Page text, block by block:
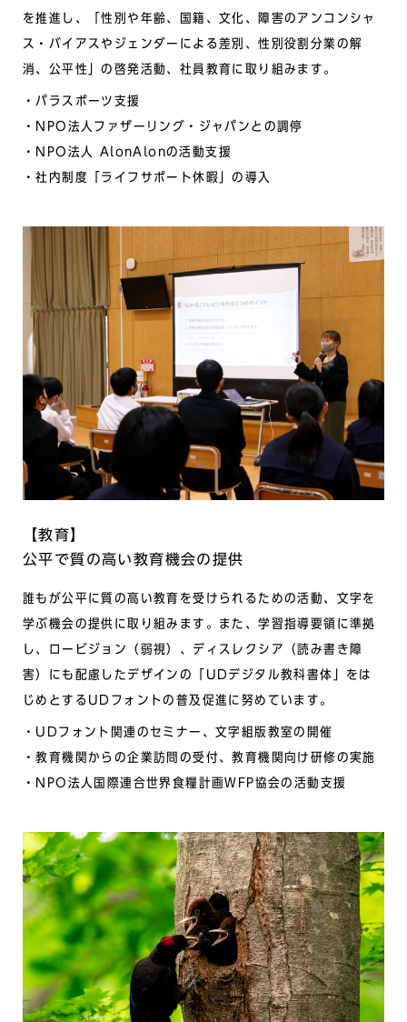
を推進し、「性別や年齢、国籍、⽂化、障害のアンコンシャ
ス・バイアスやジェンダーによる差別、性別役割分業の解
消、公平性」の啓発活動、社員教育に取り組みます。
パラスポーツ⽀援
NPO法⼈ファザーリング・ジャパンとの調停
NPO法⼈ AlonAlonの活動⽀援
社内制度「ライフサポート休暇」の導⼊
【教育】
公平で質の⾼い教育機会の提供
誰もが公平に質の⾼い教育を受けられるための活動、⽂字を
学ぶ機会の提供に取り組みます。また、学習指導要領に準拠
し、ロービジョン（弱視）、ディスレクシア（読み書き障
害）にも配慮したデザインの「UDデジタル教科書体」をは
じめとするUDフォントの普及促進に努めています。
UDフォント関連のセミナー、⽂字組版教室の開催
教育機関からの企業訪問の受付、教育機関向け研修の実施
NPO法⼈国際連合世界⾷糧計画WFP協会の活動⽀援